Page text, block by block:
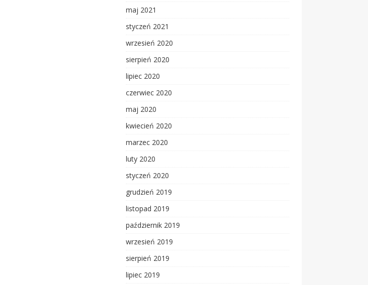
maj 2021
styczeń 2021
wrzesień 2020
sierpień 2020
lipiec 2020
czerwiec 2020
maj 2020
kwiecień 2020
marzec 2020
luty 2020
styczeń 2020
grudzień 2019
listopad 2019
październik 2019
wrzesień 2019
sierpień 2019
lipiec 2019